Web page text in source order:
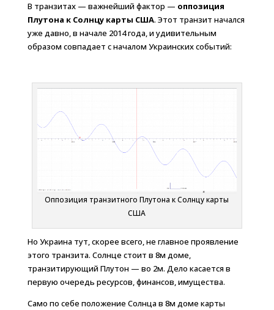
В транзитах — важнейший фактор — оппозиция
Плутона к Солнцу карты США. Этот транзит начался
уже давно, в начале 2014 года, и удивительным
образом совпадает с началом Украинских событий:
Оппозиция транзитного Плутона к Солнцу карты
США
Но Украина тут, скорее всего, не главное проявление
этого транзита. Солнце стоит в 8м доме,
транзитирующий Плутон — во 2м. Дело касается в
первую очередь ресурсов, финансов, имущества.
Само по себе положение Солнца в 8м доме карты